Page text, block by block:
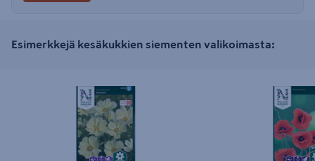
Esimerkkejä kesäkukkien siementen valikoimasta: